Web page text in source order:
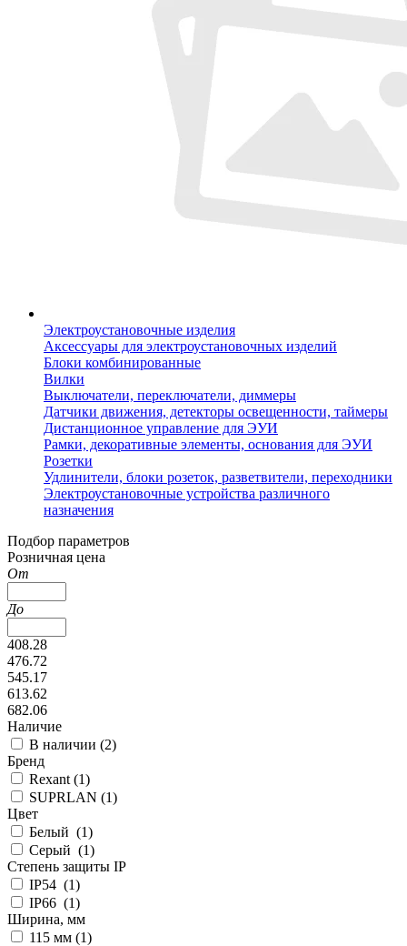
Электроустановочные изделия
Аксессуары для электроустановочных изделий
Блоки комбинированные
Вилки
Выключатели, переключатели, диммеры
Датчики движения, детекторы освещенности, таймеры
Дистанционное управление для ЭУИ
Рамки, декоративные элементы, основания для ЭУИ
Розетки
Удлинители, блоки розеток, разветвители, переходники
Электроустановочные устройства различного
назначения
Подбор параметров
Розничная цена
От
До
408.28
476.72
545.17
613.62
682.06
Наличие
В наличии (2)
Бренд
Rexant (1)
SUPRLAN (1)
Цвет
Белый (1)
Серый (1)
Степень защиты IP
IP54 (1)
IP66 (1)
Ширина, мм
115 мм (1)